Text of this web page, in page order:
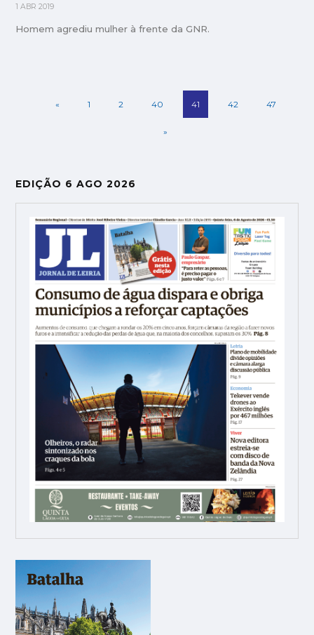
1 ABR 2019
Homem agrediu mulher à frente da GNR.
« 1 2 40 41 42 47
»
EDIÇÃO 6 AGO 2026